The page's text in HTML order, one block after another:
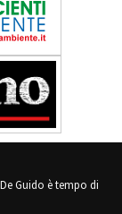
Guido è tempo di